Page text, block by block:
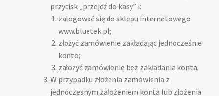
przycisk „przejdź do kasy” i:
zalogować się do sklepu internetowego
www.bluetek.pl;
złożyć zamówienie zakładając jednocześnie
konto;
założyć zamówienie bez zakładania konta.
W przypadku złożenia zamówienia z
jednoczesnym założeniem konta lub złożenia